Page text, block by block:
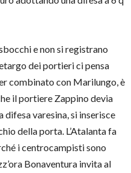
e non si registrano
dei portieri ci pensa
combinato con Marilungo, è
il portiere Zappino devia
difesa varesina, si inserisce
della porta. L’Atalanta fa
i centrocampisti sono
Bonaventura invita al